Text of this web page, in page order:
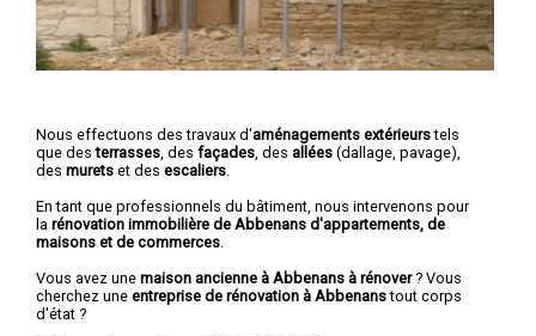
Nous effectuons des travaux d'aménagements extérieurstels
que desterrasses , des façades , des allées (dallage, pavage),
des murets et des escaliers
En tant que professionnels du bâtiment, nous intervenons pour
la rénovation immobilière de Abbenans d'appartements, de
maisons et de commerces
Vous avez une maison ancienne à Abbenans à rénover? Vous
cherchez une entreprise de rénovation à Abbenanstout corps
d'état ?